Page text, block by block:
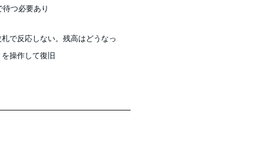
つ必要あり
で反応しない。残高はどうなっ
操作して復旧